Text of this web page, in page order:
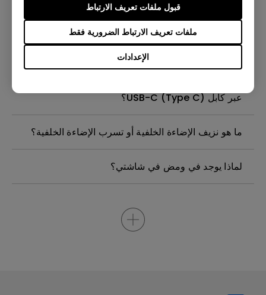
الإعدادات
ملفات تعريف الارتباط الضرورية فقط
قبول ملفات تعريف الارتباط
هل يوجد شريط حماية أو شريط بلاستيكي للشاشة
موجود في شاشة جهاز العرض من بينكيو الخاصة بيّ
بحاجة إلى نزعه؟
عبر كابل USB-C (Type C)؟
ما هو نزيف الإضاءة الخلفية أو تسرب الإضاءة الخلفية؟
لماذا يوجد في ومض في شاشتي؟